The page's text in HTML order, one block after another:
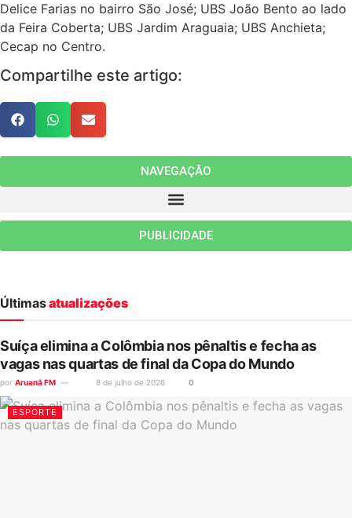
Delice Farias no bairro São José; UBS João Bento ao lado
da Feira Coberta; UBS Jardim Araguaia; UBS Anchieta;
Cecap no Centro.
Compartilhe este artigo:
NAVEGAÇÃO
PUBLICIDADE
Últimasatualizações
Suíça elimina a Colômbia nos pênaltis e fecha as
vagas nas quartas de final da Copa do Mundo
por Aruanã FM 8 de julho de 2026 0
ESPORTE